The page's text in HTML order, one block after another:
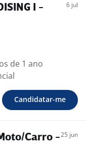
I -
6 jul
de 1 ano
Candidatar-me
Carro -25 jun